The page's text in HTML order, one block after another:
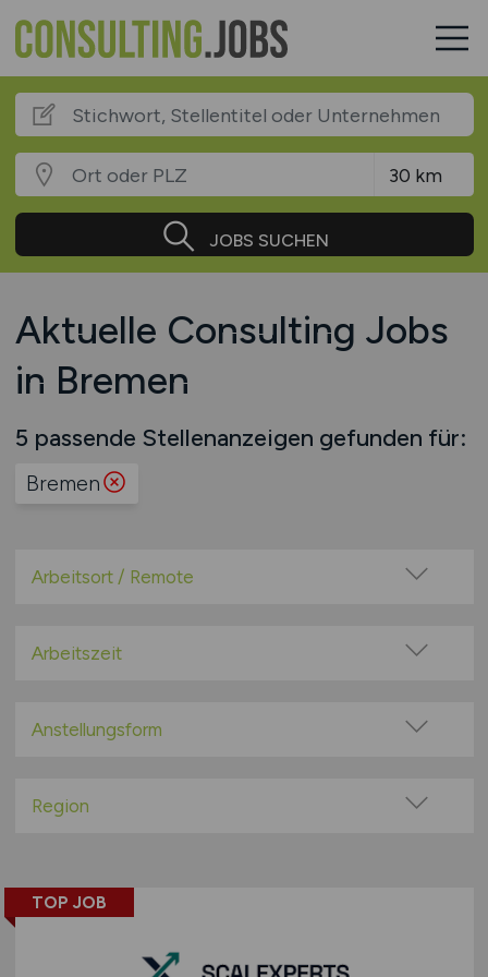
JOBS SUCHEN
Aktuelle Consulting Jobs
in Bremen
5 passende Stellenanzeigen gefunden für:
Bremen
Arbeitsort / Remote
Home-Office möglich / Hybrid
Remote aus dem Ausland möglich
Arbeitszeit
Teilzeit
Anstellungsform
befristete Anstellung
Projektarbeit / Freelancer
geringfügige Beschäftigung / Minijob
Region
Berlin
TOP JOB